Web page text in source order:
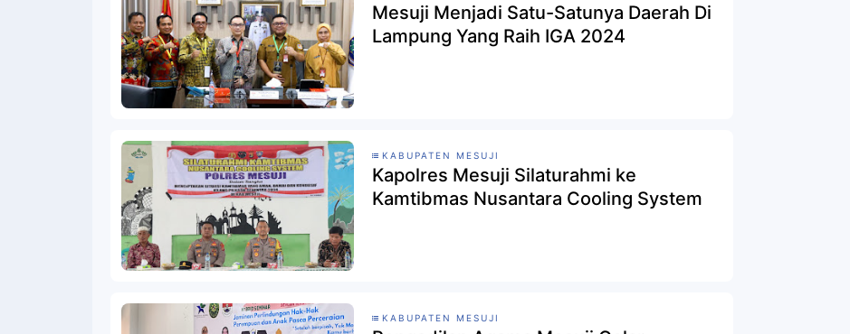
Mesuji Menjadi Satu-Satunya Daerah Di
Lampung Yang Raih IGA 2024
KABUPATEN MESUJI
Kapolres Mesuji Silaturahmi ke
Kamtibmas Nusantara Cooling System
KABUPATEN MESUJI